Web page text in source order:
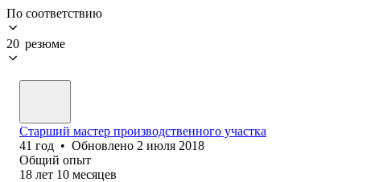
По соответствию
20 резюме
Старший мастер производственного участка
41 год • Обновлено 2 июля 2018
Общий опыт
18 лет 10 месяцев